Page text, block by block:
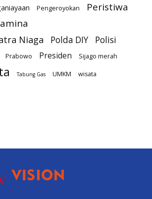
Pengeroyokan Peristiwa
Niaga Polda DIY
Polisi
Prabowo Presiden Sijago merah
Tabung Gas UMKM wisata